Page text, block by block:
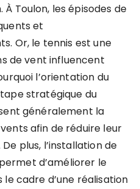
Toulon, les épisodes de
et
Or, le tennis est une
de vent influencent
l’orientation du
stratégique du
généralement la
afin de réduire leur
plus, l’installation de
d’améliorer le
cadre d’une réalisation